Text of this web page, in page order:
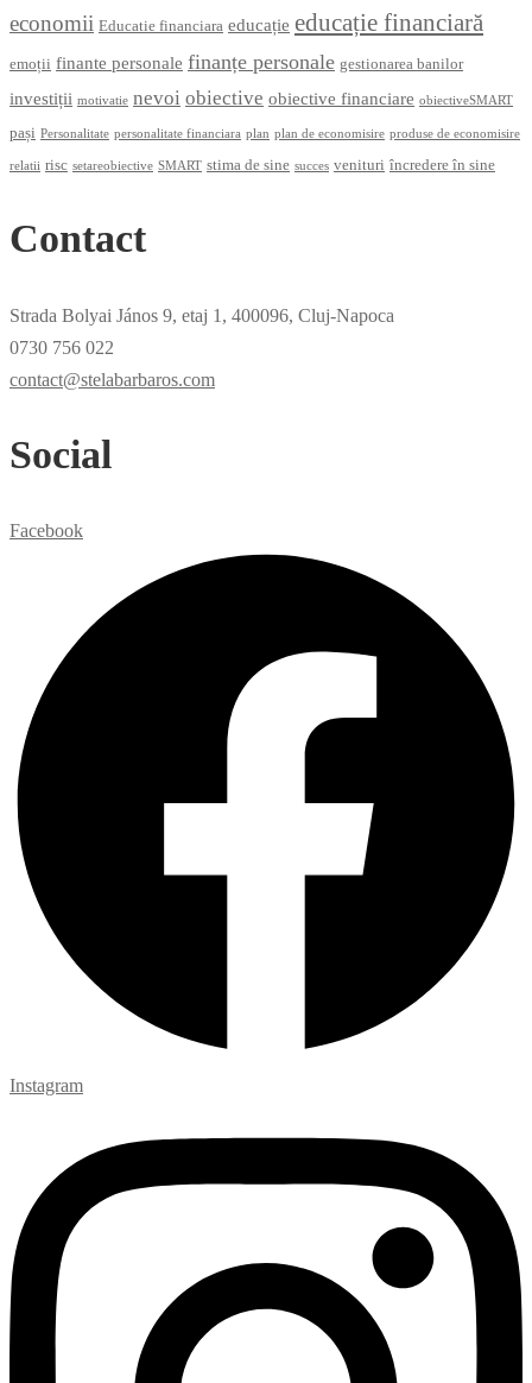
economii Educatie financiara educație educație financiară
emoții finante personale finanțe personale gestionarea banilor
investiții motivatie nevoi obiective obiective financiare obiectiveSMART
pași Personalitate personalitate financiara plan plan de economisire produse de economisire
relatii risc setareobiective SMART stima de sine succes venituri încredere în sine
Contact
Strada Bolyai János 9, etaj 1, 400096, Cluj-Napoca
0730 756 022
contact@stelabarbaros.com
Social
Facebook
Instagram